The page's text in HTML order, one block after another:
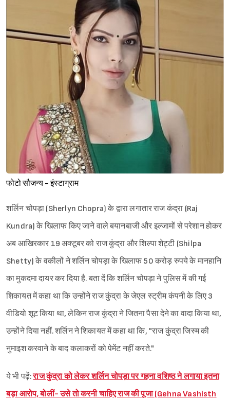
फोटो सौजन्य - इंस्टाग्राम
शर्लिन चोपड़ा (Sherlyn Chopra) के द्वारा लगातार राज कंद्रा (Raj
Kundra) के खिलाफ किए जाने वाले बयानबाजी और इल्जामों से परेशान होकर
अब आखिरकार 19 अक्टूबर को राज कुंद्रा और शिल्पा शेट्टी (Shilpa
Shetty) के वकीलों ने शर्लिन चोपड़ा के खिलाफ 50 करोड़ रुपये के मानहानि
का मुकदमा दायर कर दिया है. बता दें कि शर्लिन चोपड़ा ने पुलिस में की गई
शिकायत में कहा था कि उन्होंने राज कुंद्रा के जेएल स्ट्रीम कंपनी के लिए 3
वीडियो शूट किया था, लेकिन राज कुंद्रा ने जितना पैसा देने का वादा किया था,
उन्होंने दिया नहीं. शर्लिन ने शिकायत में कहा था कि, "राज कुंद्रा जिस्म की
नुमाइश करवाने के बाद कलाकरों को पेमेंट नहीं करते."
ये भी पढ़ें:राज कुंद्रा को लेकर शर्लिन चोपड़ा पर गहना वशिष्ठ ने लगाया इतना
बड़ा आरोप, बोलीं- उसे तो करनी चाहिए राज की पूजा (Gehna Vashisth